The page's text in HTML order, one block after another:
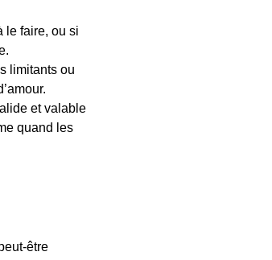
le faire, ou si
limitants ou
et valable
quand les
être